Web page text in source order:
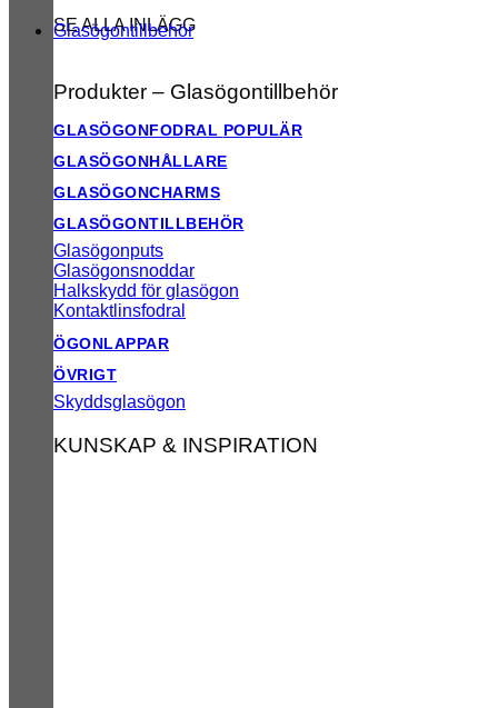
SE ALLA INLÄGG
Glasögontillbehör
Produkter – Glasögontillbehör
GLASÖGONFODRAL
GLASÖGONHÅLLARE
GLASÖGONCHARMS
GLASÖGONTILLBEHÖR
Glasögonputs
Glasögonsnoddar
Halkskydd för glasögon
Kontaktlinsfodral
ÖGONLAPPAR
ÖVRIGT
Skyddsglasögon
KUNSKAP & INSPIRATION